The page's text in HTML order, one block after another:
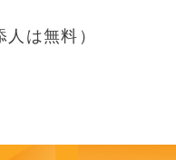
は無料）